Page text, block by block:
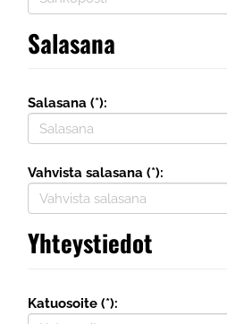
Salasana
Salasana (*):
Vahvista salasana (*):
Yhteystiedot
Katuosoite (*):